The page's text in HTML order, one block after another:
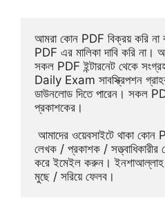
আমরা কোন PDF বিক্রয় করি না
PDF এর মালিকা দাবি করি না।
সকল PDF ইন্টারনেট থেকে
Daily Exam সাবস্ক্রিপশন
ডাউনলোড দিতে পারেন। সকল
প্রকাশকের।
লেখক / প্রকাশক /
করে ইমেইল করুন।
মুছে / সরিয়ে ফেলব।